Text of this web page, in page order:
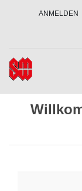
ANMELDEN